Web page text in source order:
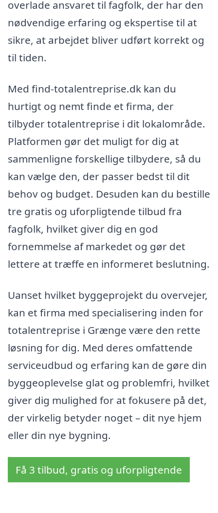
overlade ansvaret til fagfolk, der har den
nødvendige erfaring og ekspertise til at
sikre, at arbejdet bliver udført korrekt og
til tiden.
Med find-totalentreprise.dk kan du
hurtigt og nemt finde et firma, der
tilbyder totalentreprise i dit lokalområde.
Platformen gør det muligt for dig at
sammenligne forskellige tilbydere, så du
kan vælge den, der passer bedst til dit
behov og budget. Desuden kan du bestille
tre gratis og uforpligtende tilbud fra
fagfolk, hvilket giver dig en god
fornemmelse af markedet og gør det
lettere at træffe en informeret beslutning.
Uanset hvilket byggeprojekt du overvejer,
kan et firma med specialisering inden for
totalentreprise i Grænge være den rette
løsning for dig. Med deres omfattende
serviceudbud og erfaring kan de gøre din
byggeoplevelse glat og problemfri, hvilket
giver dig mulighed for at fokusere på det,
der virkelig betyder noget – dit nye hjem
eller din nye bygning.
Få 3 tilbud, gratis og uforpligtende